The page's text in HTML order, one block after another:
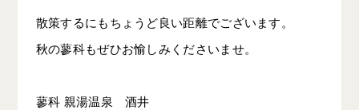
散策するにもちょうど良い距離でございます。
秋の蓼科もぜひお愉しみくださいませ。
蓼科 親湯温泉 酒井